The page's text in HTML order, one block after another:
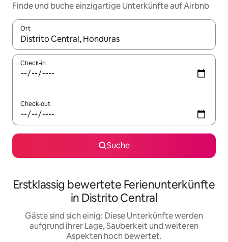
Finde und buche einzigartige Unterkünfte auf Airbnb
Ort
Wenn Ergebnisse verfügbar sind, navigiere mit den
Check-in
Check-out
Suche
Erstklassig bewertete Ferienunterkünfte
in Distrito Central
Gäste sind sich einig: Diese Unterkünfte werden
aufgrund ihrer Lage, Sauberkeit und weiteren
Aspekten hoch bewertet.